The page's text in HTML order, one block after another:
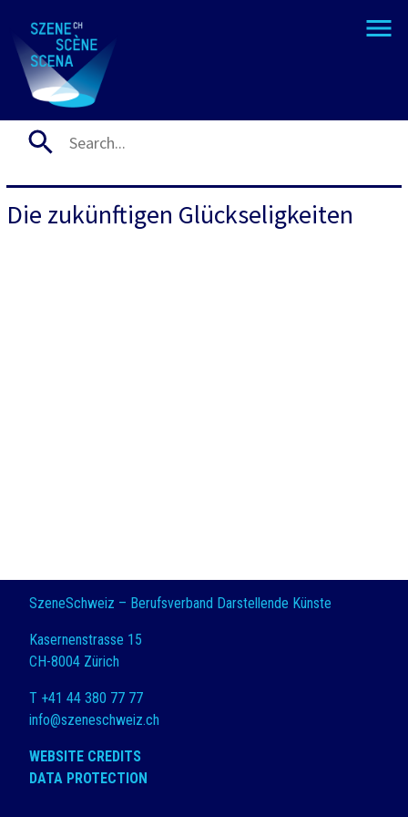
Die zukünftigen Glückseligkeiten
SzeneSchweiz – Berufsverband Darstellende Künste
Kasernenstrasse 15
CH-8004 Zürich
T +41 44 380 77 77
info@szeneschweiz.ch
WEBSITE CREDITS
DATA PROTECTION